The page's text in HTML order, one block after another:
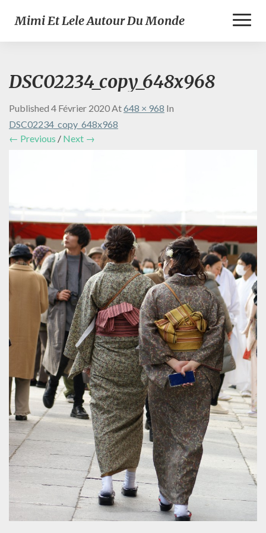
Mimi Et Lele Autour Du Monde
DSC02234_copy_648x968
Published 4 Février 2020At648 × 968 In
DSC02234_copy_648x968
← Previous / Next →